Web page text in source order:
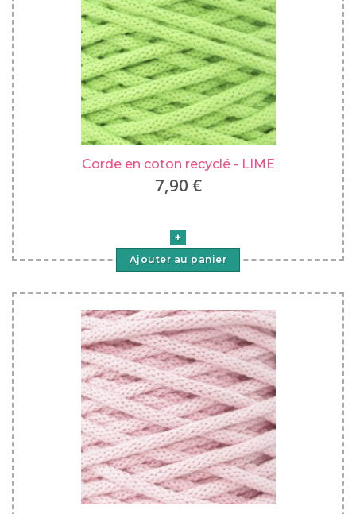
Corde en coton recyclé - LIME
7,90 €
Ajouter au panier